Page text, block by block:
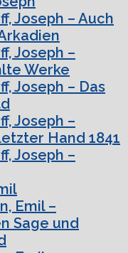
Joseph – Auch
Joseph –
Werke
Joseph – Das
Joseph –
Hand 1841
Joseph –
Emil –
Sage und